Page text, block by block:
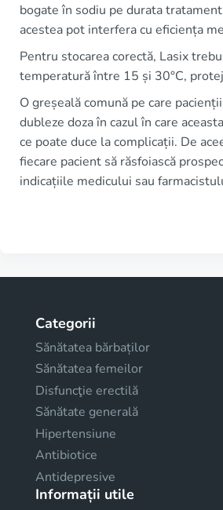
bogate în sodiu pe durata
acestea pot interfera cu eficiența
Pentru stocarea corectă, Lasix
temperatură între 15 și 30°C,
O greșeală comună pe care
dubleze doza în cazul în care
ce poate duce la complicații. De
fiecare pacient să răsfoiască
indicațiile medicului sau
Categorii
Sănătatea bărbaților
Sănătatea femeilor
Disfuncţie erectilă
Sănătate generală
Hipertensiune
Antibiotice
Antidepresive
Informații utile